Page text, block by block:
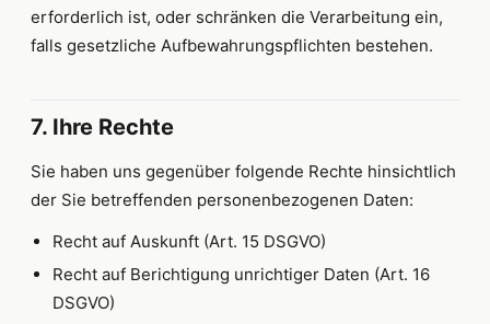
erforderlich ist, oder schränken die Verarbeitung ein,
falls gesetzliche Aufbewahrungspflichten bestehen.
7. Ihre Rechte
Sie haben uns gegenüber folgende Rechte hinsichtlich
der Sie betreffenden personenbezogenen Daten:
Recht auf Auskunft (Art. 15 DSGVO)
Recht auf Berichtigung unrichtiger Daten (Art. 16
DSGVO)